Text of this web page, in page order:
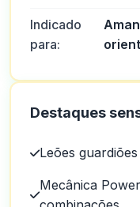
Indicado
para:
Destaques
Leões
Mecânica